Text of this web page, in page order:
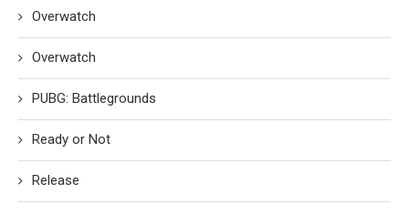
Overwatch
Overwatch
PUBG: Battlegrounds
Ready or Not
Release